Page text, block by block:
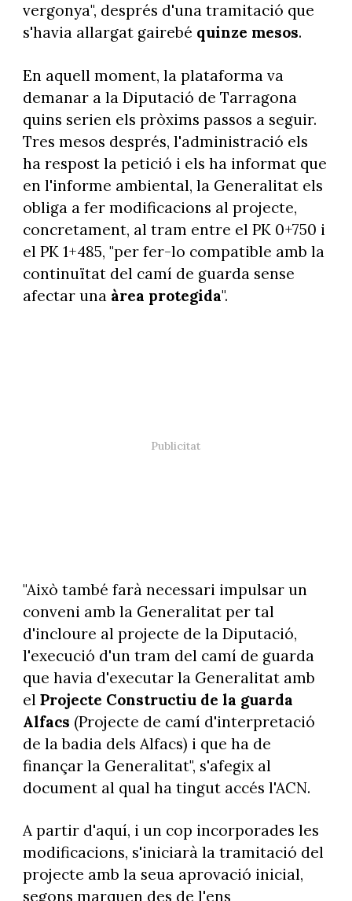
vergonya", després d'una tramitació que
s'havia allargat gairebé quinze mesos.
En aquell moment, la plataforma va
demanar a la Diputació de Tarragona
quins serien els pròxims passos a seguir.
Tres mesos després, l'administració els
ha respost la petició i els ha informat que
en l'informe ambiental, la Generalitat els
obliga a fer modificacions al projecte,
concretament, al tram entre el PK 0+750 i
el PK 1+485, "per fer-lo compatible amb la
continuïtat del camí de guarda sense
afectar una àrea protegida".
"Això també farà necessari impulsar un
conveni amb la Generalitat per tal
d'incloure al projecte de la Diputació,
l'execució d'un tram del camí de guarda
que havia d'executar la Generalitat amb
el Projecte Constructiu de la guarda
Alfacs (Projecte de camí d'interpretació
de la badia dels Alfacs) i que ha de
finançar la Generalitat", s'afegix al
document al qual ha tingut accés l'ACN.
A partir d'aquí, i un cop incorporades les
modificacions, s'iniciarà la tramitació del
projecte amb la seua aprovació inicial,
segons marquen des de l'ens